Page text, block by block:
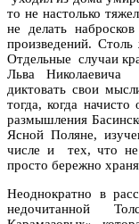
то не настолько
не делать
произведений.
Отдельные случаи
Льва Николаевича
диктовать свои
тогда, когда
размышления
Ясной Поляне,
числе и тех, что не
просто бережно
Неоднократно в
недочитанной